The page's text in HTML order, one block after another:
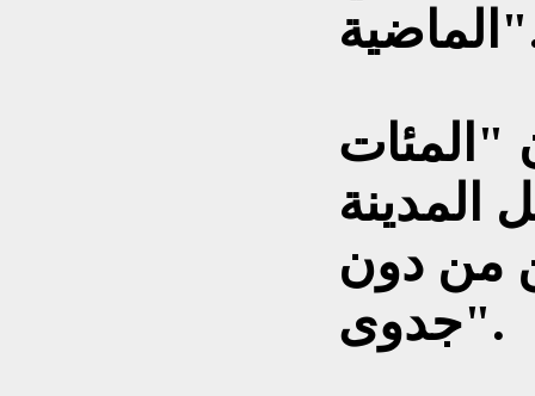
"المئات
المدينة
من دون
جدوى".